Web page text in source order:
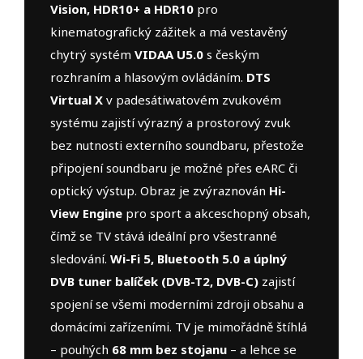
Vision, HDR10+ a HDR10 pro
kinematografický zážitek a má vestavěný
chytrý systém VIDAA U5.0 s českým
rozhraním a hlasovým ovládáním. DTS
Virtual X v padesátiwatovém zvukovém
systému zajistí výrazný a prostorový zvuk
bez nutnosti externího soundbaru, přestože
připojení soundbaru je možné přes eARC či
optický výstup. Obraz je zvýraznován Hi-
View Engine pro sport a akceschopný obsah,
čímž se TV stává ideální pro všestranné
sledování. Wi-Fi 5, Bluetooth 5.0 a úplný
DVB tuner balíček (DVB-T2, DVB-C) zajistí
spojení se všemi moderními zdroji obsahu a
domácími zařízeními. TV je mimořádně štíhlá
– pouhých 68 mm bez stojanu – a lehce se